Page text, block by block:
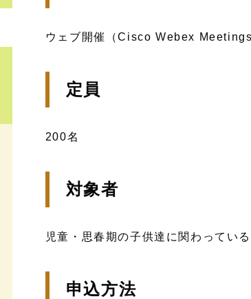
ウェブ開催（Cisco Webex Meetings
定員
200名
対象者
児童・思春期の子供達に関わってい
申込方法